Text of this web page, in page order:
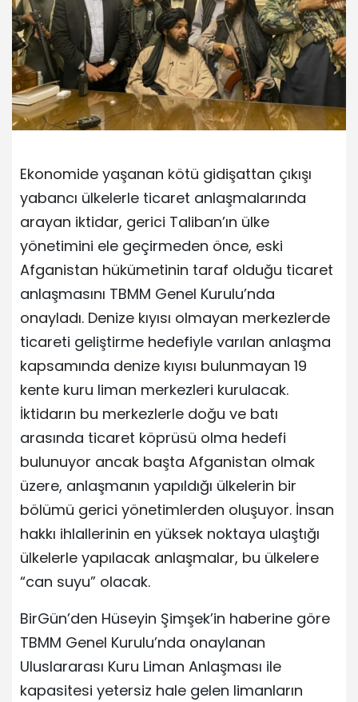
Ekonomide yaşanan kötü gidişattan çıkışı
yabancı ülkelerle ticaret anlaşmalarında
arayan iktidar, gerici Taliban’ın ülke
yönetimini ele geçirmeden önce, eski
Afganistan hükümetinin taraf olduğu ticaret
anlaşmasını TBMM Genel Kurulu’nda
onayladı. Denize kıyısı olmayan merkezlerde
ticareti geliştirme hedefiyle varılan anlaşma
kapsamında denize kıyısı bulunmayan 19
kente kuru liman merkezleri kurulacak.
İktidarın bu merkezlerle doğu ve batı
arasında ticaret köprüsü olma hedefi
bulunuyor ancak başta Afganistan olmak
üzere, anlaşmanın yapıldığı ülkelerin bir
bölümü gerici yönetimlerden oluşuyor. İnsan
hakkı ihlallerinin en yüksek noktaya ulaştığı
ülkelerle yapılacak anlaşmalar, bu ülkelere
“can suyu” olacak.
BirGün’den Hüseyin Şimşek’in haberine göre
TBMM Genel Kurulu’nda onaylanan
Uluslararası Kuru Liman Anlaşması ile
kapasitesi yetersiz hale gelen limanların